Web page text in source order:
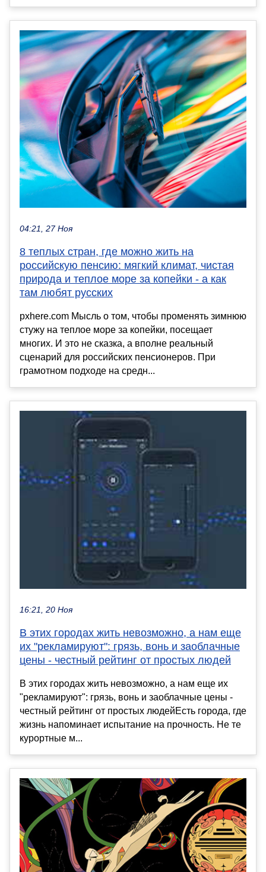
04:21, 27 Ноя
8 теплых стран, где можно жить на
российскую пенсию: мягкий климат, чистая
природа и теплое море за копейки - а как
там любят русских
pxhere.com Мысль о том, чтобы променять зимнюю
стужу на теплое море за копейки, посещает
многих. И это не сказка, а вполне реальный
сценарий для российских пенсионеров. При
грамотном подходе на средн...
16:21, 20 Ноя
В этих городах жить невозможно, а нам еще
их "рекламируют": грязь, вонь и заоблачные
цены - честный рейтинг от простых людей
В этих городах жить невозможно, а нам еще их
"рекламируют": грязь, вонь и заоблачные цены -
честный рейтинг от простых людейЕсть города, где
жизнь напоминает испытание на прочность. Не те
курортные м...